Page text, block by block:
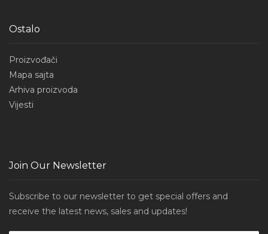
Ostalo
Proizvođači
Mapa sajta
Arhiva proizvoda
Vijesti
Join Our Newsletter
Subscribe to our newsletter to get special offers and
receive the latest news, sales and updates!